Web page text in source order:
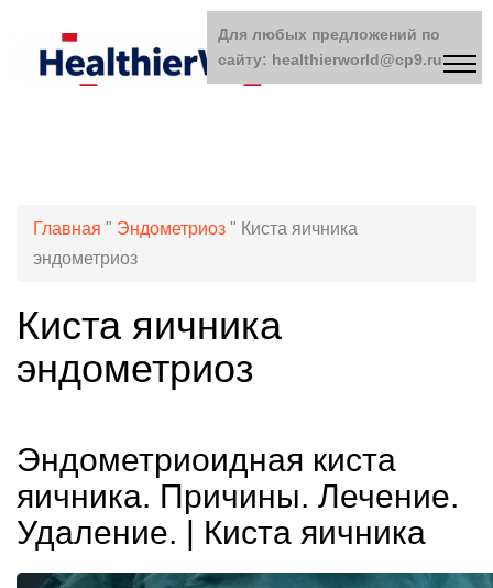
Главная " Эндометриоз " Киста яичника
эндометриоз
Киста яичника
эндометриоз
Эндометриоидная киста
яичника. Причины. Лечение.
Удаление. | Киста яичника
Для любых предложений по
сайту: healthierworld@cp9.ru